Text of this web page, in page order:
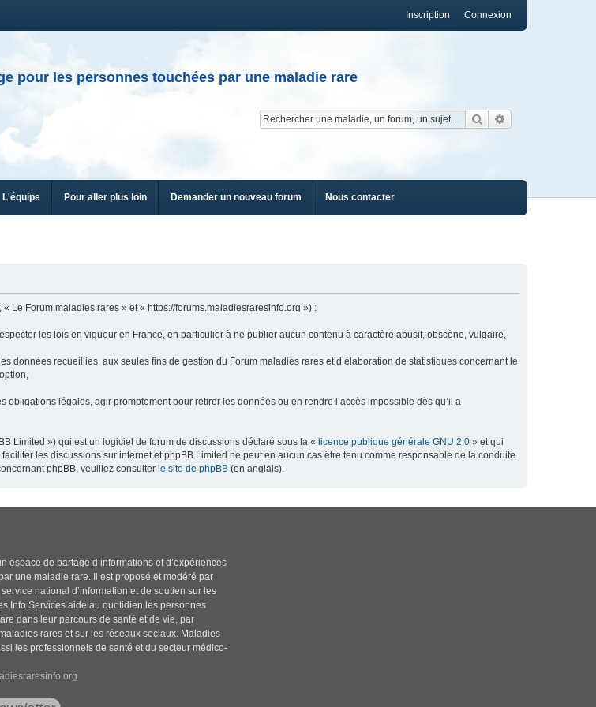
Connexion
Inscription
pour les personnes touchées par une maladie rare
Rechercher
L'équipe Pour aller plus loin Demander un nouveau forum Nous contacter
Le Forum maladies rares » et « https://forums.maladiesraresinfo.org ») :
les lois en vigueur en France, en particulier à ne publier aucun contenu à caractère abusif, obscène, vulgaire,
données recueillies, aux seules fins de gestion du Forum maladies rares et d’élaboration de statistiques concernant le
légales, agir promptement pour retirer les données ou en rendre l’accès impossible dès qu’il a
Limited ») qui est un logiciel de forum de discussions déclaré sous la « licence publique générale GNU 2.0 » et qui
les discussions sur internet et phpBB Limited ne peut en aucun cas être tenu comme responsable de la conduite
phpBB, veuillez consulter le site de phpBB (en anglais).
espace de partage d’informations et d’expériences
une maladie rare. Il est proposé et modéré par
national d’information et de soutien sur les
Info Services aide au quotidien les personnes
dans leur parcours de santé et de vie, par
rares et sur les réseaux sociaux. Maladies
les professionnels de santé et du secteur médico-